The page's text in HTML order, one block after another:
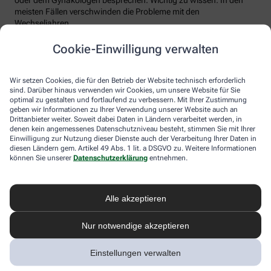
Cookie-Einwilligung verwalten
Wir setzen Cookies, die für den Betrieb der Website technisch erforderlich
sind. Darüber hinaus verwenden wir Cookies, um unsere Website für Sie
optimal zu gestalten und fortlaufend zu verbessern. Mit Ihrer Zustimmung
geben wir Informationen zu Ihrer Verwendung unserer Website auch an
Drittanbieter weiter. Soweit dabei Daten in Ländern verarbeitet werden, in
denen kein angemessenes Datenschutzniveau besteht, stimmen Sie mit Ihrer
Einwilligung zur Nutzung dieser Dienste auch der Verarbeitung Ihrer Daten in
diesen Ländern gem. Artikel 49 Abs. 1 lit. a DSGVO zu. Weitere Informationen
können Sie unserer Datenschutzerklärung entnehmen.
Alle akzeptieren
Nur notwendige akzeptieren
Einstellungen verwalten
meisten Fällen verschwinden die Probleme mit den
Wechseljahren.
Voraussetzung für eine erfolgreiche Behandlung ist allerdings
immer, dass die Endometriose auch als solche erkannt wird.
nehmen und ärztlich abklären lassen. Und sich auf keinen Fall
einreden lassen, sie seien normal.
Melden Sie sich hier an und sichern Sie
sich Ihren 10% Gutschein* für unsere
Apotheke